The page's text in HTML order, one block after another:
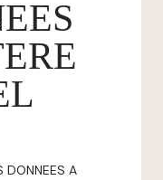
DONNEES A